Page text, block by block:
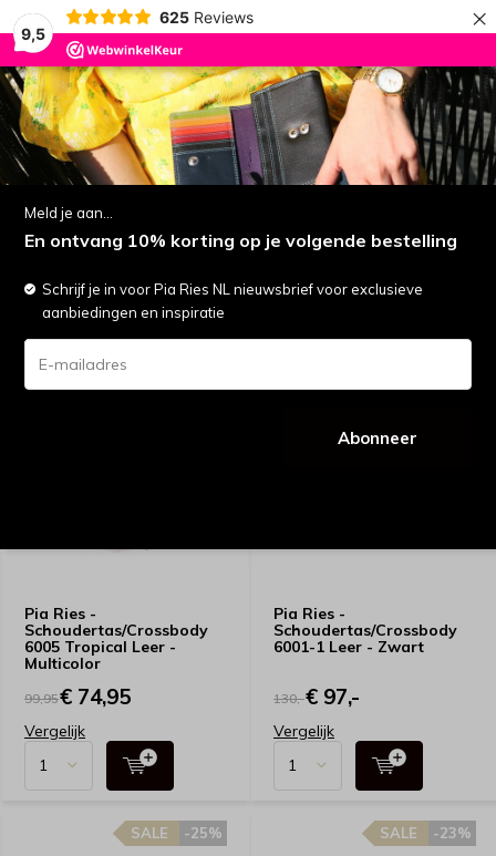
9,5
625 Reviews ×
zoeken inloggen
menu wishlist winkelwagen
0
LET OP: Vakantie | Alle bestellingen worden maandag 17 augustus verzonden
Tassen(14)
Pia Ries -
Schoudertas/Crossbody
6005 Tropical Leer -
Multicolor
99,95€ 74,95
Vergelijk
Pia Ries -
Schoudertas/Crossbody
6001-1 Leer - Zwart
130,-€ 97,-
Vergelijk
-25%
SALE -23%
SALE
Meld je aan...
En ontvang 10% korting op je volgende bestelling
Schrijf je in voor Pia Ries NL nieuwsbrief voor exclusieve
aanbiedingen en inspiratie
Abonneer